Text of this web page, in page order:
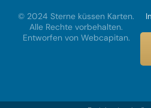
© 2024 Sterne küssen Karten.
Alle Rechte vorbehalten.
Entworfen von Webcapitan.